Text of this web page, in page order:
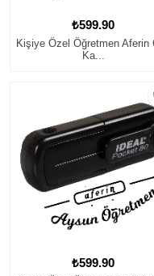
₺599.90
Kişiye Özel Öğretmen Aferin
Ka...
₺599.90